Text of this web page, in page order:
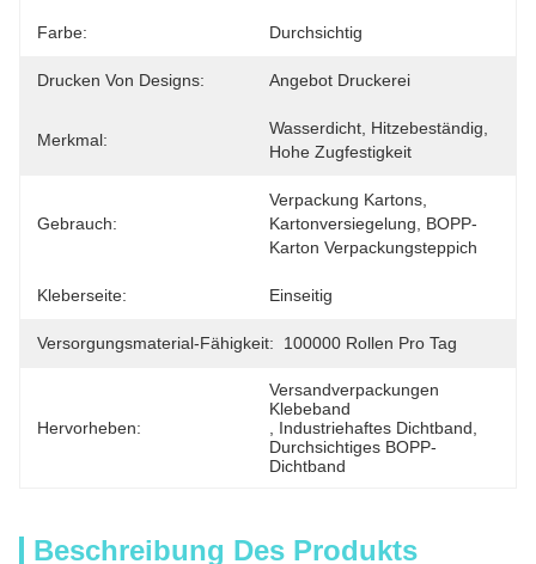
Farbe: Durchsichtig
Drucken Von Designs: Angebot Druckerei
Merkmal:
Wasserdicht, Hitzebeständig,
Hohe Zugfestigkeit
Gebrauch:
Verpackung Kartons,
Kartonversiegelung, BOPP-
Karton Verpackungsteppich
Kleberseite: Einseitig
Versorgungsmaterial-Fähigkeit: 100000 Rollen Pro Tag
Hervorheben:
Versandverpackungen
Klebeband
Industriehaftes Dichtband
Durchsichtiges BOPP-
Dichtband
Beschreibung Des Produkts